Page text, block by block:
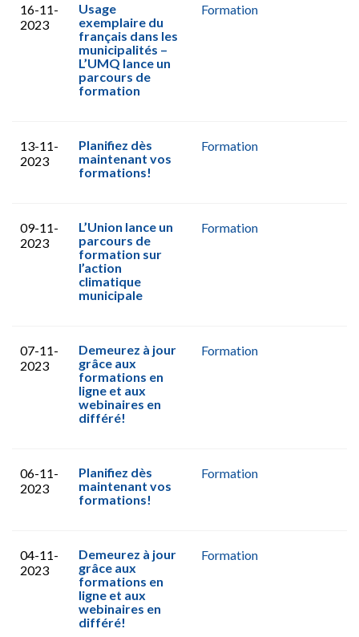
16-11-
2023
Usage
exemplaire du
français dans les
municipalités –
L’UMQ lance un
parcours de
formation
Formation
13-11-
2023
Planifiez dès
maintenant vos
formations!
Formation
09-11-
2023
L’Union lance un
parcours de
formation sur
l’action
climatique
municipale
Formation
07-11-
2023
Demeurez à jour
grâce aux
formations en
ligne et aux
webinaires en
différé!
Formation
06-11-
2023
Planifiez dès
maintenant vos
formations!
Formation
04-11-
2023
Demeurez à jour
grâce aux
formations en
ligne et aux
webinaires en
différé!
Formation